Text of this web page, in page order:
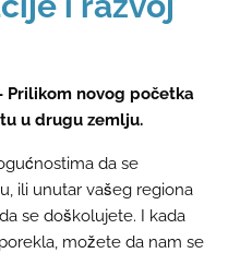
Prilikom novog početka
u drugu zemlju.
da se
ili unutar vašeg regiona
se doškolujete. I kada
možete da nam se